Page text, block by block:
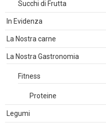
Succhi di Frutta
In Evidenza
La Nostra carne
La Nostra Gastronomia
Fitness
Proteine
Legumi